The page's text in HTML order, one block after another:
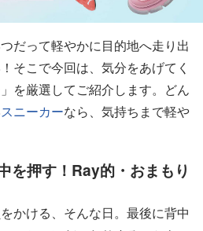
だって軽やかに目的地へ走り出
そこで今回は、気分をあげてく
」を厳選してご紹介します。どん
スニーカーなら、気持ちまで軽や
を押す！Ray的・おまもり
かける、そんな日。最後に背中